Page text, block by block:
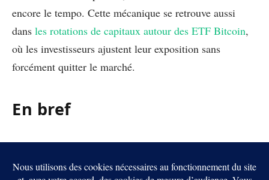
encore le tempo. Cette mécanique se retrouve aussi
dans les rotations de capitaux autour des ETF Bitcoin,
où les investisseurs ajustent leur exposition sans
forcément quitter le marché.
En bref
américaines au Moyen-Orient.